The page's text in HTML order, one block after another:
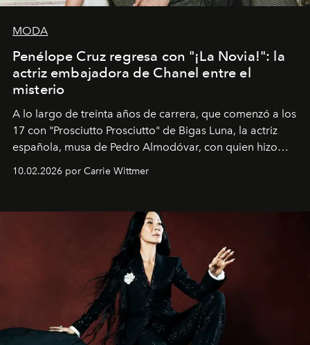
MODA
Penélope Cruz regresa con "¡La Novia!": la
actriz embajadora de Chanel entre el
misterio
A lo largo de treinta años de carrera, que comenzó a los
17 con "Prosciutto Prosciutto" de Bigas Luna, la actriz
española, musa de Pedro Almodóvar, con quien hizo
Barcelona", ha dividido su tiempo entre Europa y
dirigida por Maggie Gyllenhaal.
10.02.2026 por Carrie Wittmer